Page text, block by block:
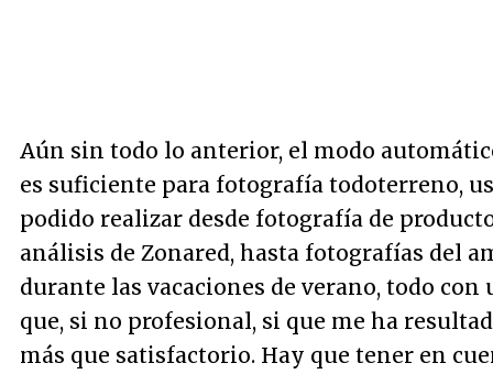
Aún sin todo lo anterior, el modo
es suficiente para fotografía todoterreno,
podido realizar desde fotografía de
análisis de Zonared, hasta fotografías del
durante las vacaciones de verano, todo con
que, si no profesional, si que me ha
más que satisfactorio. Hay que tener en